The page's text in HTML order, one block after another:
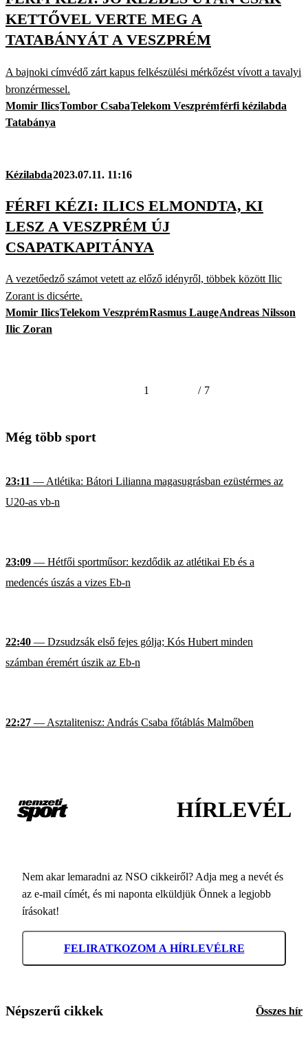
KETTŐVEL VERTE MEG A
TATABÁNYÁT A VESZPRÉM
A bajnoki címvédő zárt kapus felkészülési mérkőzést vívott a tavalyi
bronzérmessel.
Momir IlicsTombor CsabaTelekom Veszprémférfi kézilabda
Tatabánya
Kézilabda2023.07.11. 11:16
FÉRFI KÉZI: ILICS ELMONDTA, KI
LESZ A VESZPRÉM ÚJ
CSAPATKAPITÁNYA
A vezetőedző számot vetett az előző idényről, többek között Ilic
Zorant is dicsérte.
Momir IlicsTelekom VeszprémRasmus LaugeAndreas Nilsson
Ilic Zoran
1 / 7
Még több sport
23:11 — Atlétika: Bátori Lilianna magasugrásban ezüstérmes az
U20-as vb-n
23:09 — Hétfői sportműsor: kezdődik az atlétikai Eb és a
medencés úszás a vizes Eb-n
22:40 — Dzsudzsák első fejes gólja; Kós Hubert minden
számban éremért úszik az Eb-n
22:27 — Asztalitenisz: András Csaba főtáblás Malmőben
HÍRLEVÉL
Nem akar lemaradni az NSO cikkeiről? Adja meg a nevét és
az e-mail címét, és mi naponta elküldjük Önnek a legjobb
írásokat!
FELIRATKOZOM A HÍRLEVÉLRE
Népszerű cikkek Összes hír